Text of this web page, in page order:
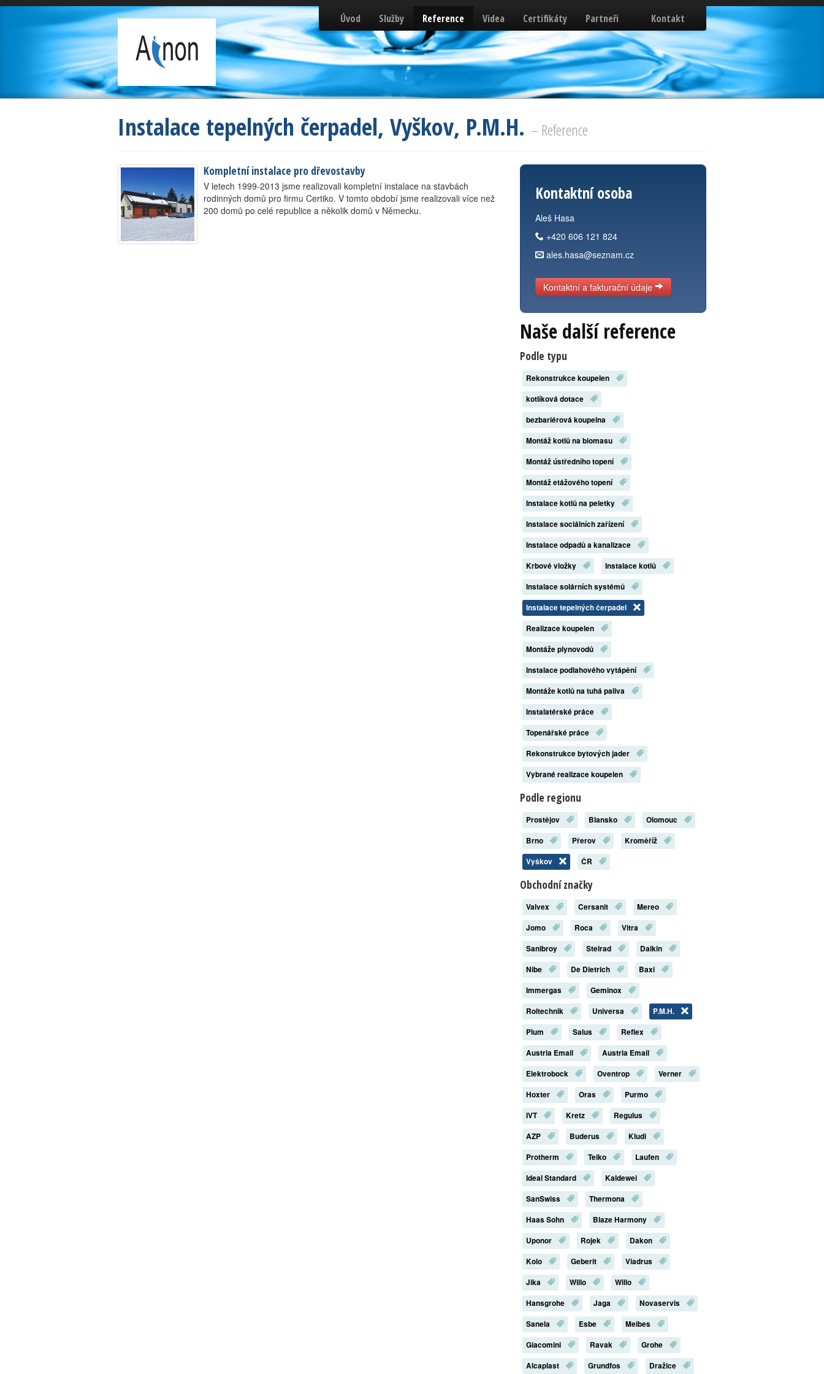
Úvod Služby Reference Videa Certifikáty Partneři Kontakt
Instalace tepelných čerpadel, Vyškov, P.M.H. – Reference
Kompletní instalace pro dřevostavby
V letech 1999-2013 jsme realizovali kompletní instalace na stavbách
rodinných domů pro firmu Certiko. V tomto období jsme realizovali více než
200 domů po celé republice a několik domů v Německu.
Kontaktní osoba
Aleš Hasa
+420 606 121 824
ales.hasa@seznam.cz
Kontaktní a fakturační údaje
Naše další reference
Podle typu
Rekonstrukce koupelen
kotlíková dotace
bezbariérová koupelna
Montáž kotlů na biomasu
Montáž ústředního topení
Montáž etážového topení
Instalace kotlů na peletky
Instalace sociálních zařízení
Instalace odpadů a kanalizace
Krbové vložky
Instalace kotlů
Instalace solárních systémů
Instalace tepelných čerpadel
Realizace koupelen
Montáže plynovodů
Instalace podlahového vytápění
Montáže kotlů na tuhá paliva
Instalatérské práce
Topenářské práce
Rekonstrukce bytových jader
Vybrané realizace koupelen
Podle regionu
Prostějov Blansko
Olomouc
Brno
Přerov
Kroměříž
Vyškov
ČR
Obchodní značky
Valvex Cersanit
Mereo
Jomo
Roca
Vitra
Sanibroy
Stelrad
Daikin
Nibe
De Dietrich
Baxi
Immergas
Geminox
Roltechnik
Universa
P.M.H.
Plum
Salus
Reflex
Austria Email
Austria Email
Elektrobock
Oventrop
Verner
Hoxter
Oras
Purmo
IVT
Kretz
Regulus
AZP
Buderus
Kludi
Protherm
Teiko
Laufen
Ideal Standard
Kaldewei
SanSwiss
Thermona
Haas Sohn
Blaze Harmony
Uponor
Rojek
Dakon
Kolo
Geberit
Viadrus
Jika
Willo
Willo
Hansgrohe
Jaga
Novaservis
Sanela
Esbe
Meibes
Giacomini
Ravak
Grohe
Alcaplast
Grundfos Dražice